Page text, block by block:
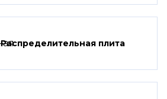
Распределительная плита